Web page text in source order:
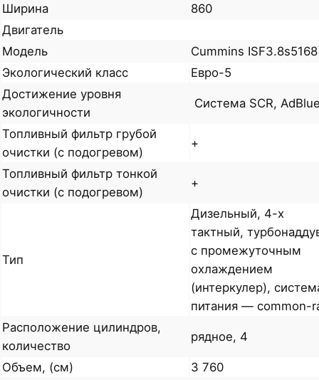
Ширина
860
Двигатель
Модель
Cummins ISF3.8s5168
Экологический класс
Евро-5
Достижение уровня
экологичности
Система SCR,
Топливный фильтр грубой
очистки (с подогревом)
+
Топливный фильтр тонкой
очистки (с подогревом)
+
Тип
Дизельный, 4-х
тактный,
с промежуточным
охлаждением
(интеркулер),
питания — common-
Расположение цилиндров,
количество
рядное, 4
Объем, (см)
3 760